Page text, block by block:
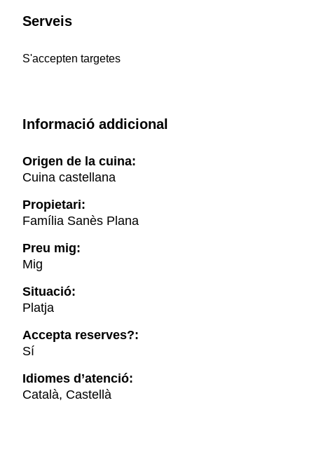
Serveis
S'accepten targetes
Informació addicional
Origen de la cuina:
Cuina castellana
Propietari:
Família Sanès Plana
Preu mig:
Mig
Situació:
Platja
Accepta reserves?:
Sí
Idiomes d’atenció:
Català, Castellà